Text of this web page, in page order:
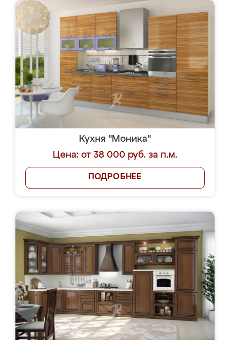
Кухня "Моника"
Цена: от 38 000 руб. за п.м.
ПОДРОБНЕЕ